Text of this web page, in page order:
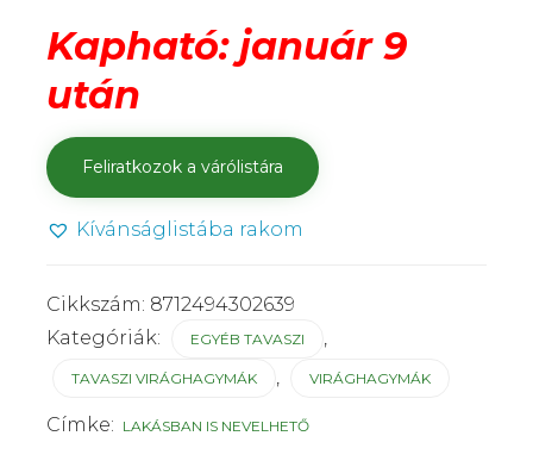
Kapható: január 9
után
Kívánságlistába rakom
Cikkszám: 8712494302639
Kategóriák:
EGYÉB TAVASZI ,
TAVASZI VIRÁGHAGYMÁK , VIRÁGHAGYMÁK
Címke: LAKÁSBAN IS NEVELHETŐ